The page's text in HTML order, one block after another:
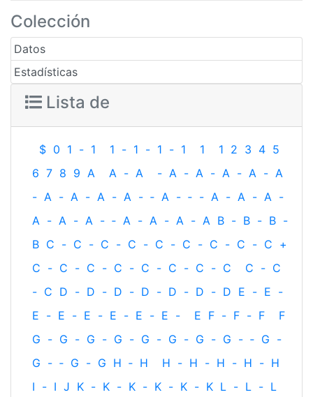
Colección
Datos
Estadísticas
Lista de
$ 0 1 - 1 1 - 1 - 1 - 1 1 1 2 3 4 5
6 7 8 9 A A - A - A - A - A - A - A
- A - A - A - A - ‐ A - ‐ - A - A - A -
A - A - A - ‐ A - A - A - A B - B - B -
B C - C - C - C - C - C - C - C - C +
C - C - C - C - C - C - C - C C - C
- C D - D - D - D - D - D - D E - E -
E - E - E - E - E - E - E F - F - F
F
G - G - G - G - G - G - G - G - ‐ G -
G - ‐ G - G H ‐ H H - H - H - H - H
I - I J K - K - K - K - K - K L - L - L